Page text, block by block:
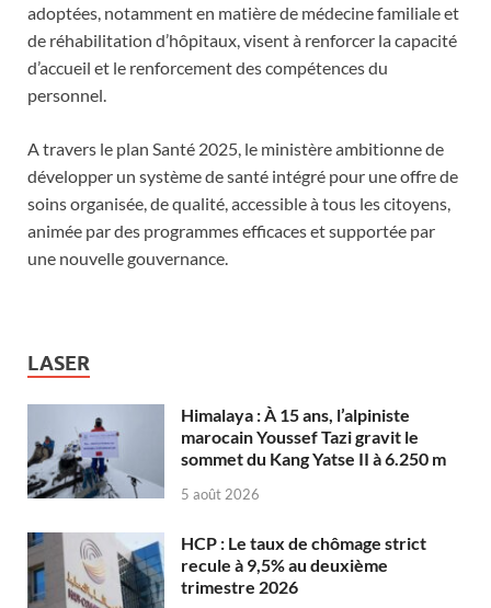
adoptées, notamment en matière de médecine familiale et
de réhabilitation d’hôpitaux, visent à renforcer la capacité
d’accueil et le renforcement des compétences du
personnel.
A travers le plan Santé 2025, le ministère ambitionne de
développer un système de santé intégré pour une offre de
soins organisée, de qualité, accessible à tous les citoyens,
animée par des programmes efficaces et supportée par
une nouvelle gouvernance.
LASER
Himalaya : À 15 ans, l’alpiniste
marocain Youssef Tazi gravit le
sommet du Kang Yatse II à 6.250 m
5 août 2026
HCP : Le taux de chômage strict
recule à 9,5% au deuxième
trimestre 2026